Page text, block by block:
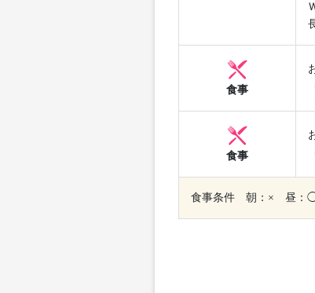
食事
食事
食事条件 朝：× 昼：